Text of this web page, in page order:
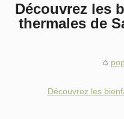
Découvrez les
thermales de
Découvrez les